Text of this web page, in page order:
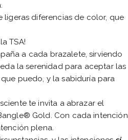
ligeras diferencias de color, que
TSA!
a cada brazalete, sirviendo
la serenidad para aceptar las
puedo, y la sabiduría para
te invita a abrazar el
Gold. Con cada intención
plena.